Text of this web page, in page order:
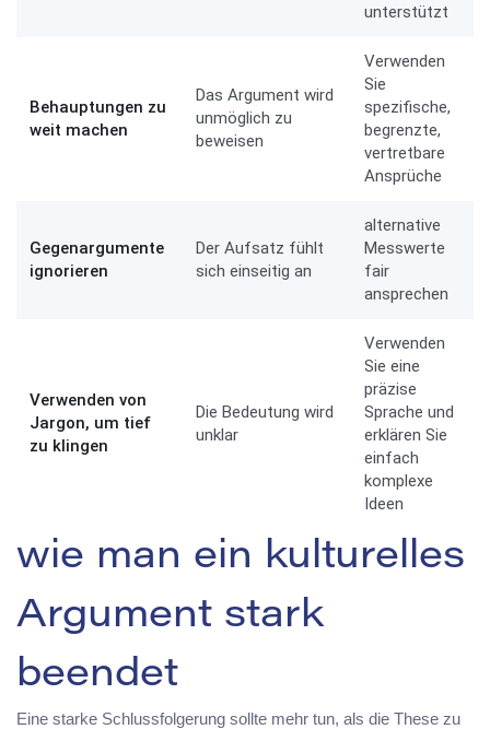
unterstützt
Behauptungen zu
weit machen
Das Argument wird
unmöglich zu
beweisen
Verwenden
Sie
spezifische,
begrenzte,
vertretbare
Ansprüche
Gegenargumente
ignorieren
Der Aufsatz fühlt
sich einseitig an
alternative
Messwerte
fair
ansprechen
Verwenden von
Jargon, um tief
zu klingen
Die Bedeutung wird
unklar
Verwenden
Sie eine
präzise
Sprache und
erklären Sie
einfach
komplexe
Ideen
wie man ein kulturelles
Argument stark
beendet
Eine starke Schlussfolgerung sollte mehr tun, als die These zu